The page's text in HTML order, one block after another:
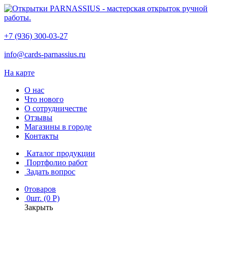
+7 (936) 300-03-27
info@cards-parnassius.ru
На карте
О нас
Что нового
О сотрудничестве
Отзывы
Магазины в городе
Контакты
Каталог продукции
Портфолио работ
Задать вопрос
0товаров
0шт. (0 Р)
Закрыть